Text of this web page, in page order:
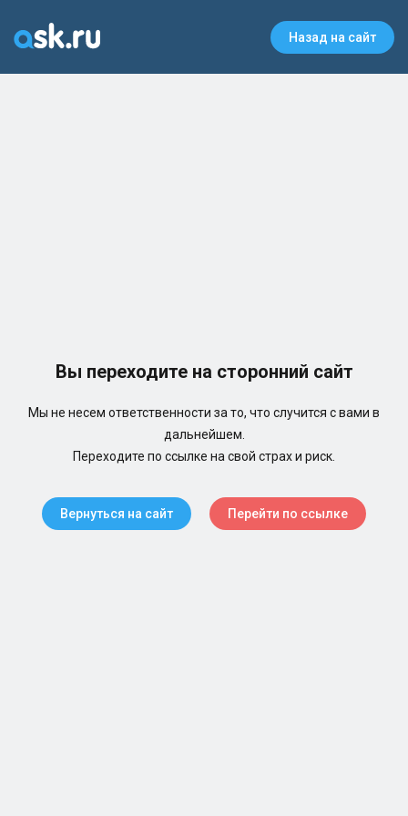
Назад на сайт
Вы переходите на сторонний сайт
Мы не несем ответственности за то, что случится с вами в
дальнейшем.
Переходите по ссылке на свой страх и риск.
Вернуться на сайт Перейти по ссылке